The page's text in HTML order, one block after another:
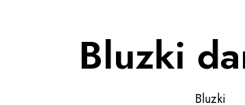
Bluzki
Bluzki